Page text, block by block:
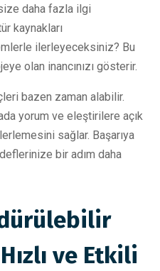
daha fazla ilgi
kaynakları
ilerleyeceksiniz? Bu
olan inancınızı gösterir.
bazen zaman alabilir.
yorum ve eleştirilere açık
sağlar. Başarıya
bir adım daha
ve Etkili